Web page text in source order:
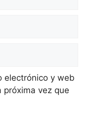
electrónico y web
próxima vez que